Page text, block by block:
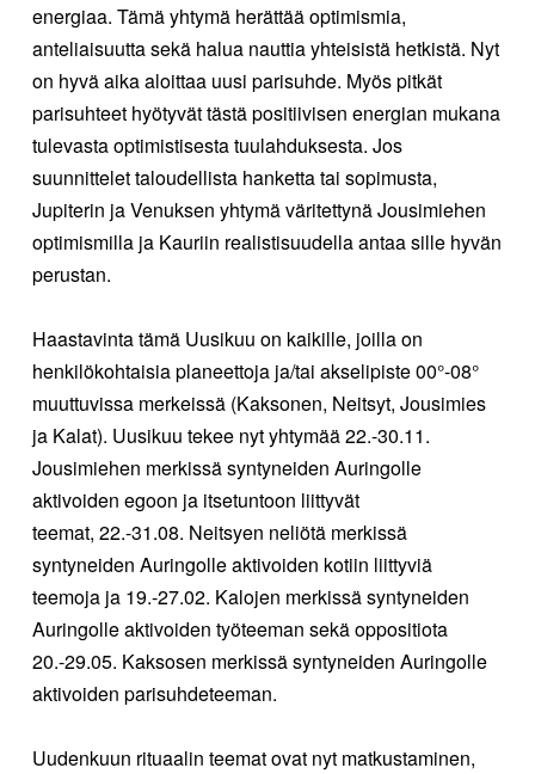
energiaa. Tämä yhtymä herättää optimismia,
anteliaisuutta sekä halua nauttia yhteisistä hetkistä. Nyt
on hyvä aika aloittaa uusi parisuhde. Myös pitkät
parisuhteet hyötyvät tästä positiivisen energian mukana
tulevasta optimistisesta tuulahduksesta. Jos
suunnittelet taloudellista hanketta tai sopimusta,
Jupiterin ja Venuksen yhtymä väritettynä Jousimiehen
optimismilla ja Kauriin realistisuudella antaa sille hyvän
perustan.
Haastavinta tämä Uusikuu on kaikille, joilla on
henkilökohtaisia planeettoja ja/tai akselipiste 00°-08°
muuttuvissa merkeissä (Kaksonen, Neitsyt, Jousimies
ja Kalat). Uusikuu tekee nyt yhtymää22.-30.11.
Jousimiehen merkissä syntyneiden Auringolle
aktivoiden egoon ja itsetuntoon liittyvät
teemat, 22.-31.08. Neitsyen neliötä merkissä
syntyneiden Auringolle aktivoiden kotiin liittyviä
teemoja ja 19.-27.02. Kalojen merkissäsyntyneiden
Auringolle aktivoiden työteeman sekä oppositiota
20.-29.05. Kaksosen merkissä syntyneiden Auringolle
aktivoiden parisuhdeteeman.
Uudenkuun rituaalin teemat ovat nyt matkustaminen,